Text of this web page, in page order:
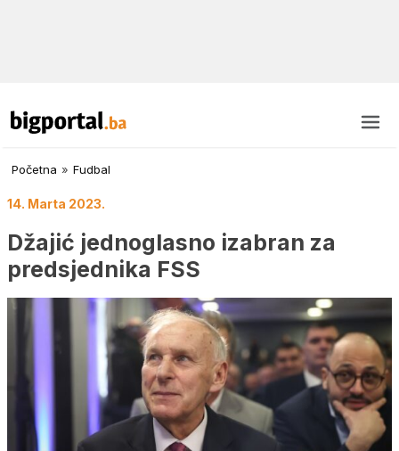
Početna » Fudbal
14. Marta 2023.
Džajić jednoglasno izabran za
predsjednika FSS